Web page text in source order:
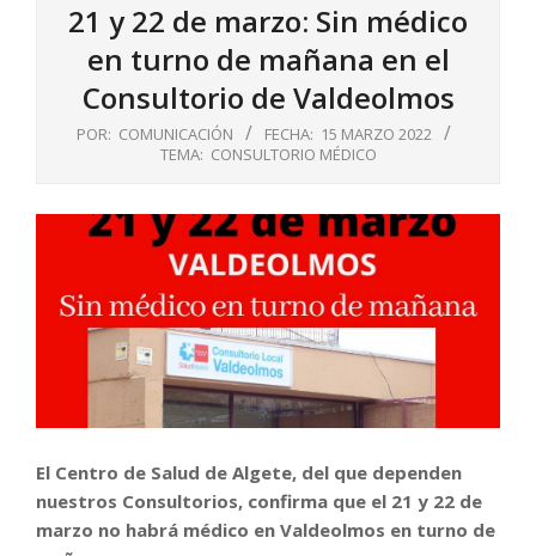
21 y 22 de marzo: Sin médico
en turno de mañana en el
Consultorio de Valdeolmos
POR: COMUNICACIÓN FECHA: 15 MARZO 2022
TEMA: CONSULTORIO MÉDICO
El Centro de Salud de Algete, del que dependen
nuestros Consultorios, confirma que el 21 y 22 de
marzo no habrá médico en Valdeolmos en turno de